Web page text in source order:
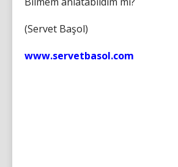
(Servet Başol)
www.servetbasol.com